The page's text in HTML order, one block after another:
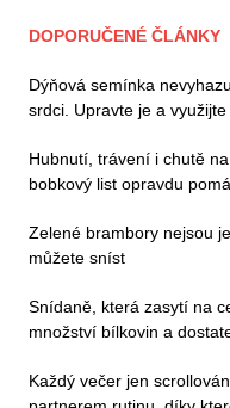
DOPORUČENÉ ČLÁNKY
Dýňová semínka
srdci. Upravte je a
Hubnutí, trávení i chutě
bobkový list opravdu
Zelené brambory nejsou
můžete sníst
Snídaně, která zasytí na
množství bílkovin a
Každý večer jen